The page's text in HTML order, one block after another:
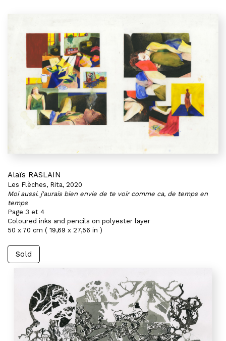
Alaïs RASLAIN
Les Flèches, Rita, 2020
Moi aussi. j'aurais bien envie de te voir comme ca, de temps en
temps
Page 3 et 4
Coloured inks and pencils on polyester layer
50 x 70 cm ( 19,69 x 27,56 in )
Sold